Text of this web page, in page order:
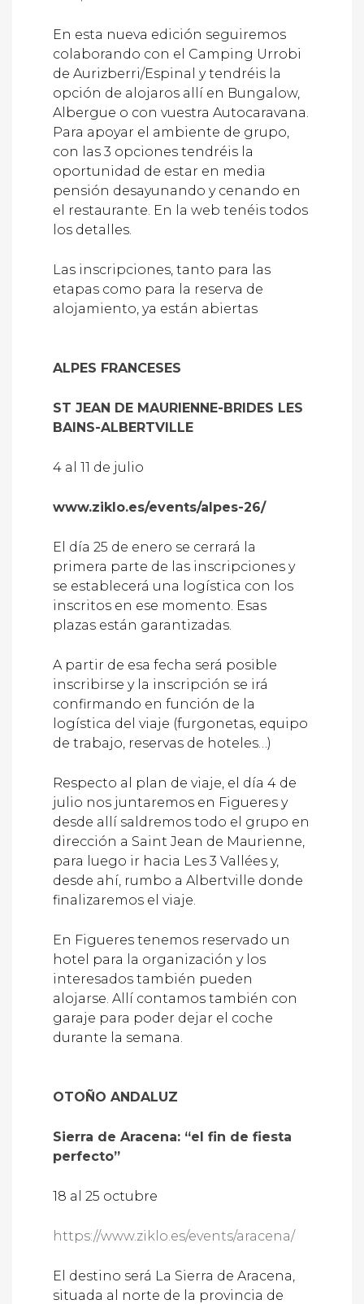
En esta nueva edición seguiremos
colaborando con el Camping Urrobi
de Aurizberri/Espinal y tendréis la
opción de alojaros allí en Bungalow,
Albergue o con vuestra Autocaravana.
Para apoyar el ambiente de grupo,
con las 3 opciones tendréis la
oportunidad de estar en media
pensión desayunando y cenando en
el restaurante. En la web tenéis todos
los detalles.
Las inscripciones, tanto para las
etapas como para la reserva de
alojamiento, ya están abiertas
ALPES FRANCESES
ST JEAN DE MAURIENNE-BRIDES LES
BAINS-ALBERTVILLE
4 al 11 de julio
www.ziklo.es/events/alpes-26/
El día 25 de enero se cerrará la
primera parte de las inscripciones y
se establecerá una logística con los
inscritos en ese momento. Esas
plazas están garantizadas.
A partir de esa fecha será posible
inscribirse y la inscripción se irá
confirmando en función de la
logística del viaje (furgonetas, equipo
de trabajo, reservas de hoteles…)
Respecto al plan de viaje, el día 4 de
julio nos juntaremos en Figueres y
desde allí saldremos todo el grupo en
dirección a Saint Jean de Maurienne,
para luego ir hacia Les 3 Vallées y,
desde ahí, rumbo a Albertville donde
finalizaremos el viaje.
En Figueres tenemos reservado un
hotel para la organización y los
interesados también pueden
alojarse. Allí contamos también con
garaje para poder dejar el coche
durante la semana.
OTOÑO ANDALUZ
Sierra de Aracena: “el fin de fiesta
perfecto”
18 al 25 octubre
https://www.ziklo.es/events/aracena/
El destino será La Sierra de Aracena,
situada al norte de la provincia de